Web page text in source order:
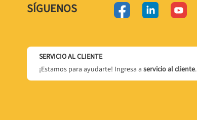
SÍGUENOS
SERVICIO AL CLIENTE
¡Estamos para ayudarte! Ingresa a servicio al cliente.